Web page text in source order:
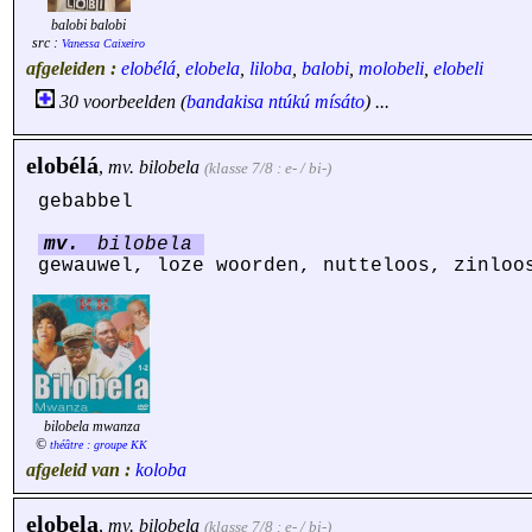
balobi balobi
src : Vanessa Caixeiro
afgeleiden : elobélá elobela liloba balobi molobeli elobeli
30 voorbeelden (bandakisa ntúkú mísáto) ...
elobélá, mv. bilobela (klasse 7/8 : e- / bi-)
gebabbel
mv.
bilobela
gewauwel, loze woorden, nutteloos,
bilobela mwanza
© théâtre : groupe KK
afgeleid van : koloba
elobela, mv. bilobela (klasse 7/8 : e- / bi-)